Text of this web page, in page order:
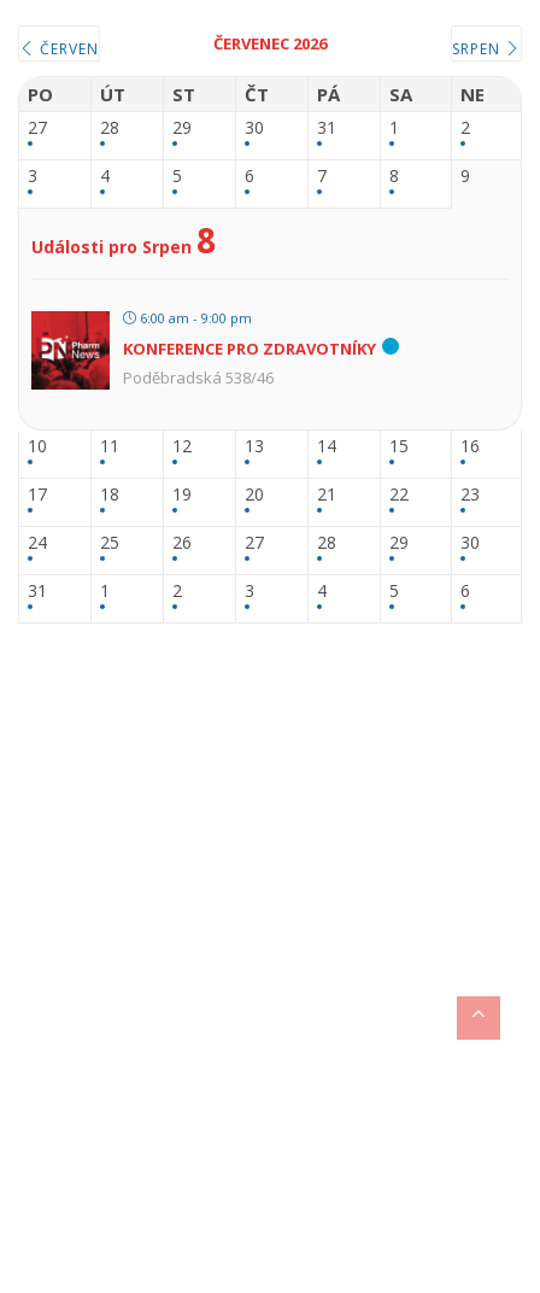
ČERVEN ČERVENEC 2026 SRPEN
PO ÚT ST ČT PÁ SA NE
27 28 29 30 31 1 2
3 4 5 6 7 8 9
Události pro Srpen 8
6:00 am - 9:00 pm
KONFERENCE PRO ZDRAVOTNÍKY
Poděbradská 538/46
10 11 12 13 14 15 16
17 18 19 20 21 22 23
24 25 26 27 28 29 30
31 1 2 3 4 5 6